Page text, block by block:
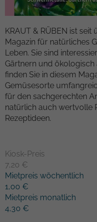
KRAUT & RÜBEN ist
Magazin für natürliches
Leben. Sie sind
Gärtnern und
finden Sie in diesem
Gemüsesorte
für den sachgerechten
natürlich auch wertvolle
Rezeptideen.
Kiosk-Preis
7,20 €
Mietpreis wöchentlich
1,00 €
Mietpreis monatlich
4,30 €
Anbieter TYPO3
Laufzeit 1 Woche
Zweck
Dieses
Cookie
eines
kann
Zugang
Name
Anbieter TYPO3
Laufzeit 1 Monat
Die
anonym
Name _gid
Laufzeit
Dieses